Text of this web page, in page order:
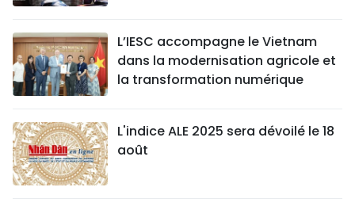
L’IESC accompagne le Vietnam
dans la modernisation agricole et
la transformation numérique
L'indice ALE 2025 sera dévoilé le 18
août